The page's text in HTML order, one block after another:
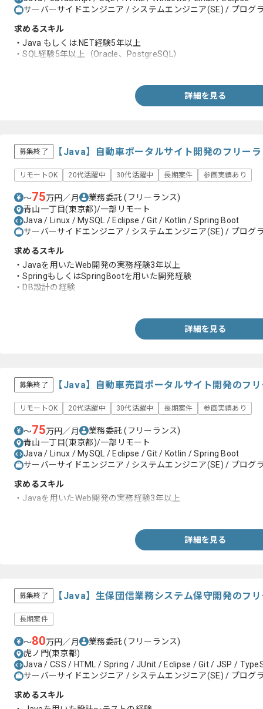
サーバーサイドエンジニア / システムエンジニア(SE) / プログ
求めるスキル
・Java もしくは.NET経験5年以上
・SQL経験5年以上（Oracle、PostgreSQL）
詳細を見る
募集終了 【Java】自動車ポータルサイト開発のフリー
リモートOK 20代活躍中 30代活躍中 長期案件 参画実績あり
〜75万円／月 業務委託(フリーランス)
青山一丁目(東京都)/一部リモート
Java / Linux / MySQL / Eclipse / Git / Kotlin / Spring Boot
サーバーサイドエンジニア / システムエンジニア(SE) / プログ
求めるスキル
・Javaを用いたWeb開発の実務経験3年以上
・SpringもしくはSpringBootを用いた開発経験
・DB設計の経験
詳細を見る
募集終了 【Java】自動車売買ポータルサイト開発のフ
リモートOK 20代活躍中 30代活躍中 長期案件 参画実績あり
〜75万円／月 業務委託(フリーランス)
青山一丁目(東京都)/一部リモート
Java / Linux / MySQL / Eclipse / Git / Kotlin / Spring Boot
サーバーサイドエンジニア / システムエンジニア(SE) / プログ
求めるスキル
・Javaを用いたWeb開発の実務経験3年以上
詳細を見る
募集終了 【Java】生保団信業務システム保守開発のフ
長期案件
〜80万円／月 業務委託(フリーランス)
虎ノ門(東京都)
Java / CSS / HTML / Spring / JUnit / Eclipse / Git / JSP /
サーバーサイドエンジニア / システムエンジニア(SE) / プログ
求めるスキル